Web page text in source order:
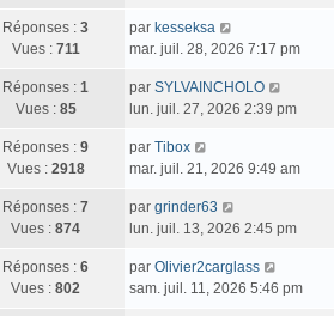
Réponses : 3
Vues : 711
par kesseksa
mar. juil. 28, 2026 7:17 pm
Réponses : 1
Vues : 85
par SYLVAINCHOLO
lun. juil. 27, 2026 2:39 pm
Réponses : 9
Vues : 2918
par Tibox
mar. juil. 21, 2026 9:49 am
Réponses : 7
Vues : 874
par grinder63
lun. juil. 13, 2026 2:45 pm
Réponses : 6
Vues : 802
par Olivier2carglass
sam. juil. 11, 2026 5:46 pm